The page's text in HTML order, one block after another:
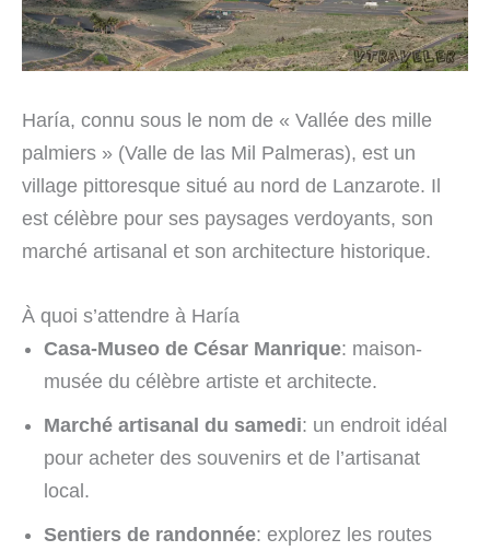
Haría, connu sous le nom de « Vallée des mille
palmiers » (Valle de las Mil Palmeras), est un
village pittoresque situé au nord de Lanzarote. Il
est célèbre pour ses paysages verdoyants, son
marché artisanal et son architecture historique.
À quoi s’attendre à Haría
Casa-Museo de César Manrique: maison-
musée du célèbre artiste et architecte.
Marché artisanal du samedi: un endroit idéal
pour acheter des souvenirs et de l’artisanat
local.
Sentiers de randonnée: explorez les routes